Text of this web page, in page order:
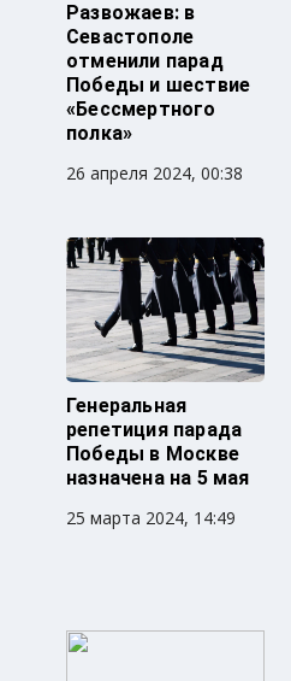
Развожаев: в
Севастополе
отменили парад
Победы и шествие
«Бессмертного
полка»
26 апреля 2024, 00:38
Генеральная
репетиция парада
Победы в Москве
назначена на 5 мая
25 марта 2024, 14:49